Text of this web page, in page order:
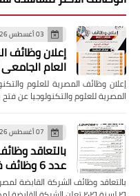
03 أغسطس 2026
العام الجامعي 2027/2026
المصرية للعلوم والتكنولوجيا عن
07 أغسطس 2026
بالتعاقد
عدد 6 وظائف خالية